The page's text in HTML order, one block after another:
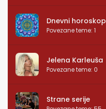
Dnevni horoskop
Povezane teme: 1
Jelena Karleuša
Povezane teme: 0
Strane serije